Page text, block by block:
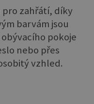
pro zahřátí, díky
barvám jsou
pokoje
nebo přes
vzhled.